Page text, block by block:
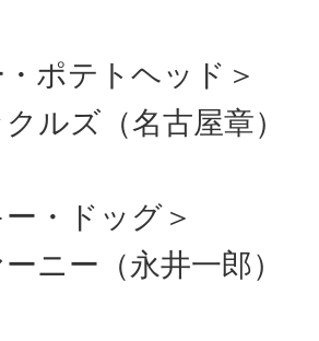
・ポテトヘッド＞
ルズ（名古屋章）
ー・ドッグ＞
ニー（永井一郎）